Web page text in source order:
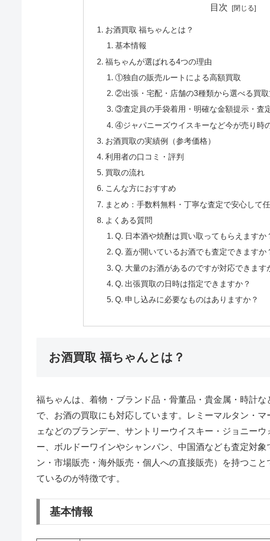
目次
お酒買取 福ちゃんとは？
基本情報
福ちゃんが選ばれる4つの理由
①独自の販売ルートによる高額買取
②出張・宅配・店舗の3種類から選べる買
③査定員の手袋着用・明確な金額提示・査
④ジャパニーズウイスキーなど今が売り時
お酒買取の実績例（参考価格）
利用者の口コミ・評判
買取の流れ
こんな方におすすめ
まとめ：手数料無料・丁寧な査定で安心して
よくある質問
Q. 日本酒や焼酎は買い取ってもらえますか
Q. 蓋が開いているお酒でも査定できますか
Q. 大量のお酒があるのですが対応できます
Q. 出張買取の日時は指定できますか？
Q. 申し込みに必要なものはありますか？
お酒買取 福ちゃんとは？
福ちゃんは、着物・ブランド品・骨董品・貴金属・時計
で、お酒の買取にも対応しています。レミーマルタン・
ェなどのブランデー、サントリーウイスキー・ジョニー
ー、ボルドーワインやシャンパン、中国酒なども査定対
ン・市場販売・海外販売・個人への直接販売）を持つこ
ているのが特徴です。
基本情報